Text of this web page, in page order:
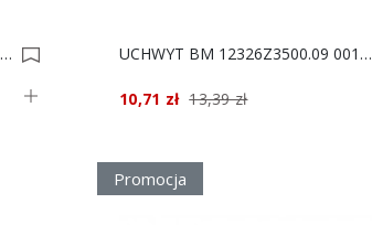
UCHWYT BM 15120Z06400.09 95x38/64 0016961 UCHWYT BM 12326Z3500.09 0012906
10,71 zł 13,39 zł
Promocja